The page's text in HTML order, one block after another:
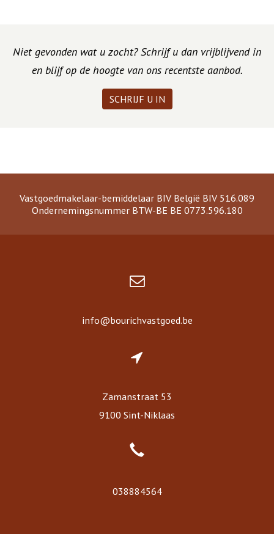
Niet gevonden wat u zocht? Schrijf u dan vrijblijvend in
en blijf op de hoogte van ons recentste aanbod.
SCHRIJF U IN
Vastgoedmakelaar-bemiddelaar BIV België BIV 516.089
Ondernemingsnummer BTW-BE BE 0773.596.180
info@bourichvastgoed.be
Zamanstraat 53
9100 Sint-Niklaas
038884564